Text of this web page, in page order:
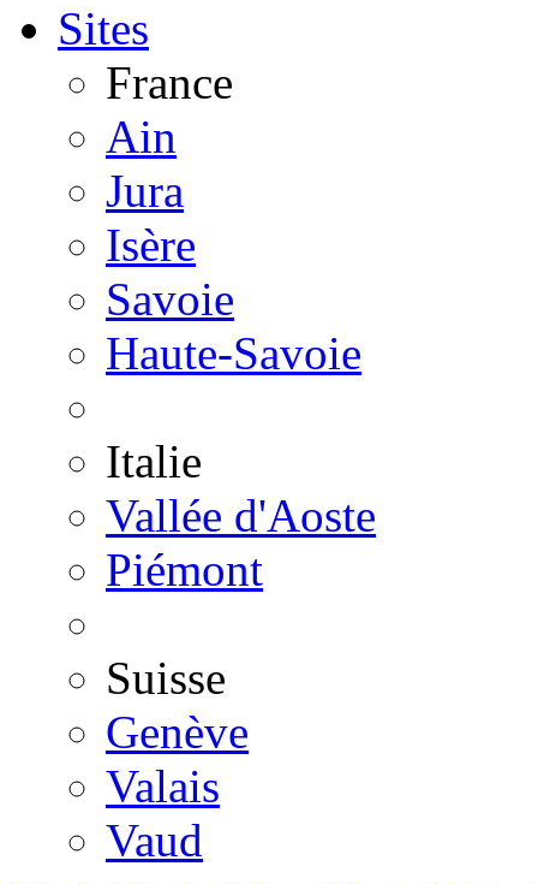
Sites
France
Ain
Jura
Isère
Savoie
Haute-Savoie
Italie
Vallée d'Aoste
Piémont
Suisse
Genève
Valais
Vaud